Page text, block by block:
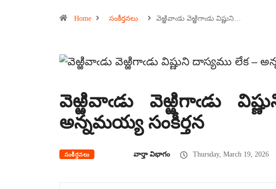
Home సంకీర్తనలు వెఱ్ఱివాఁడు వెఱ్ఱిగాఁడు విష్ణుని…
వెఱ్ఱివాఁడు వెఱ్ఱిగాఁడు
అన్నమయ్య సంకీర్తన
సంకీర్తనలు వార్తా విభాగం Thursday, March 19, 2026